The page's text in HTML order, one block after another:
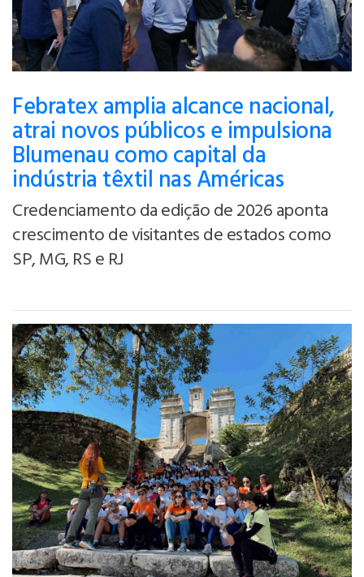
Febratex amplia alcance nacional,
atrai novos públicos e impulsiona
Blumenau como capital da
indústria têxtil nas Américas
Credenciamento da edição de 2026 aponta
crescimento de visitantes de estados como
SP, MG, RS e RJ